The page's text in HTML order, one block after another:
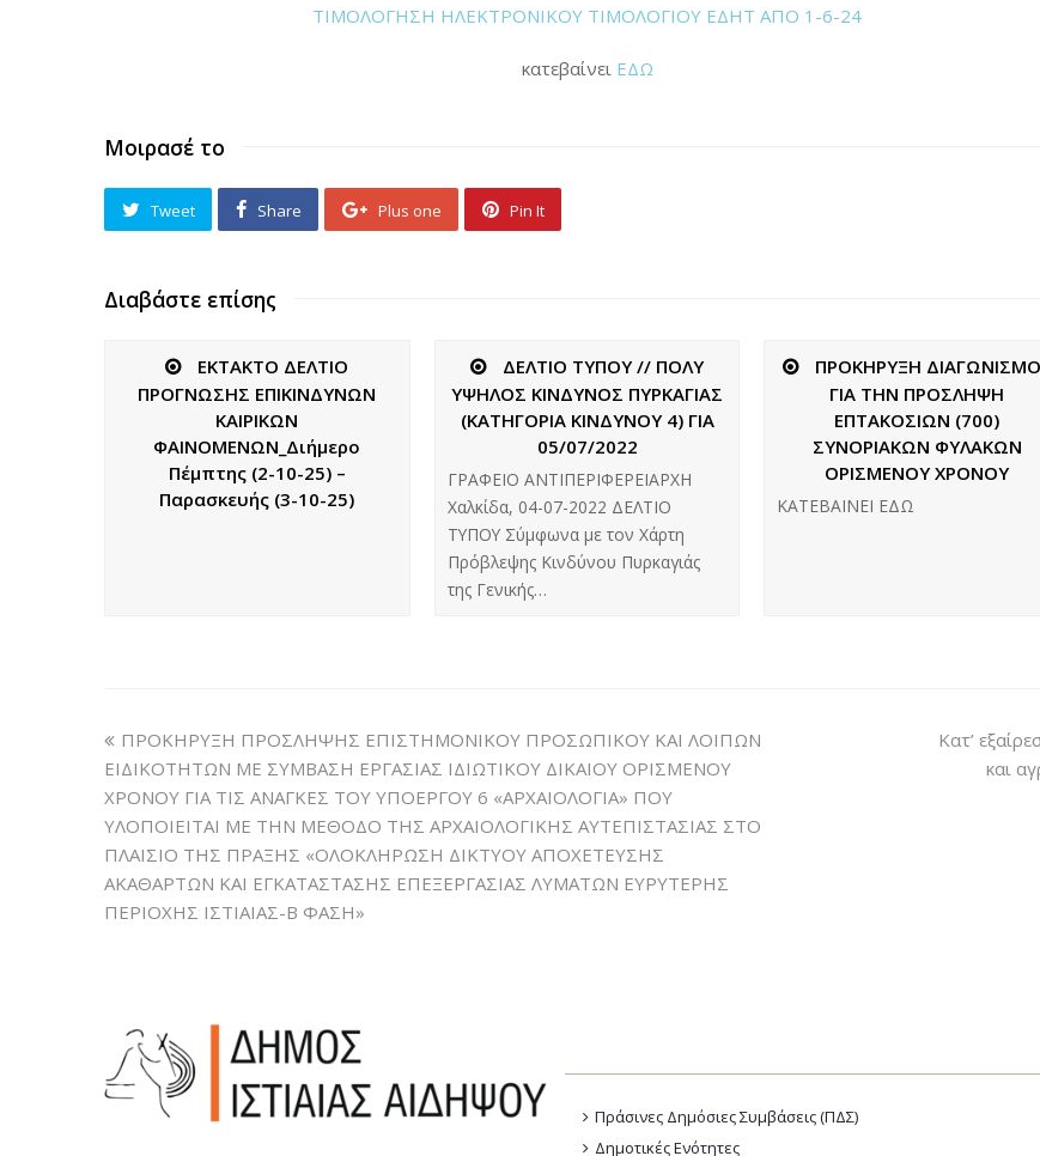
ΤΙΜΟΛΟΓΗΣΗ ΗΛΕΚΤΡΟΝΙΚΟΥ ΤΙΜΟΛΟΓΙΟΥ ΕΔΗΤ ΑΠΟ 1-6-24
κατεβαίνει ΕΔΩ
Μοιρασέ το
Tweet Share Plus one Pin It
Διαβάστε επίσης
ΕΚΤΑΚΤΟ ΔΕΛΤΙΟ
ΠΡΟΓΝΩΣΗΣ ΕΠΙΚΙΝΔΥΝΩΝ
ΚΑΙΡΙΚΩΝ
ΦΑΙΝΟΜΕΝΩΝ_Διήμερο
Πέμπτης (2-10-25) –
Παρασκευής (3-10-25)
ΔΕΛΤΙΟ ΤΥΠΟΥ // ΠΟΛΥ
ΥΨΗΛΟΣ ΚΙΝΔΥΝΟΣ ΠΥΡΚΑΓΙΑΣ
(ΚΑΤΗΓΟΡΙΑ ΚΙΝΔΥΝΟΥ 4) ΓΙΑ
05/07/2022
ΓΡΑΦΕΙΟ ΑΝΤΙΠΕΡΙΦΕΡΕΙΑΡΧΗ
Χαλκίδα, 04-07-2022 ΔΕΛΤΙΟ
ΤΥΠΟΥ Σύμφωνα με τον Χάρτη
Πρόβλεψης Κινδύνου Πυρκαγιάς
της Γενικής…
ΠΡΟΚΗΡΥΞΗ
ΓΙΑ ΤΗΝ ΠΡΟΣΛΗΨΗ
ΕΠΤΑΚΟΣΙΩΝ (700)
ΣΥΝΟΡΙΑΚΩΝ ΦΥΛΑΚΩΝ
ΟΡΙΣΜΕΝΟΥ ΧΡΟΝΟΥ
ΚΑΤΕΒΑΙΝΕΙ ΕΔΩ
ΠΡΟΚΗΡΥΞΗ ΠΡΟΣΛΗΨΗΣ ΕΠΙΣΤΗΜΟΝΙΚΟΥ ΠΡΟΣΩΠΙΚΟΥ ΚΑΙ ΛΟΙΠΩΝ
EΙΔΙΚΟΤΗΤΩΝ ΜΕ ΣΥΜΒΑΣΗ ΕΡΓΑΣΙΑΣ ΙΔΙΩΤΙΚΟΥ ΔΙΚΑΙΟΥ ΟΡΙΣΜΕΝΟΥ
ΧΡΟΝΟΥ ΓΙΑ ΤΙΣ ΑΝΑΓΚΕΣ ΤΟΥ ΥΠΟΕΡΓΟΥ 6 «ΑΡΧΑΙΟΛΟΓΙΑ» ΠΟΥ
ΥΛΟΠΟΙΕΙΤΑΙ ΜΕ ΤΗΝ ΜΕΘΟΔΟ ΤΗΣ ΑΡΧΑΙΟΛΟΓΙΚΗΣ ΑΥΤΕΠΙΣΤΑΣΙΑΣ ΣΤΟ
ΠΛΑΙΣΙΟ ΤΗΣ ΠΡΑΞΗΣ «ΟΛΟΚΛΗΡΩΣΗ ΔΙΚΤΥΟΥ ΑΠΟΧΕΤΕΥΣΗΣ
ΑΚΑΘΑΡΤΩΝ ΚΑΙ ΕΓΚΑΤΑΣΤΑΣΗΣ ΕΠΕΞΕΡΓΑΣΙΑΣ ΛΥΜΑΤΩΝ ΕΥΡΥΤΕΡΗΣ
ΠΕΡΙΟΧΗΣ ΙΣΤΙΑΙΑΣ-Β ΦΑΣΗ»
Κατ’
και
Πράσινες Δημόσιες Συμβάσεις (ΠΔΣ)
Δημοτικές Ενότητες